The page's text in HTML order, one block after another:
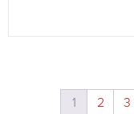
1 2 3